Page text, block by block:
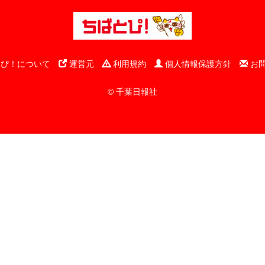
！について 運営元 利用規約 個人情報保護方針 お
© 千葉日報社